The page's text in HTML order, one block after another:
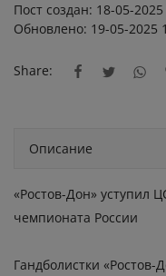
Пост создан: 18-05-
Обновлено: 19-05-2025
Share:
Описание
«Ростов-Дон» уступил
чемпионата России
Гандболистки